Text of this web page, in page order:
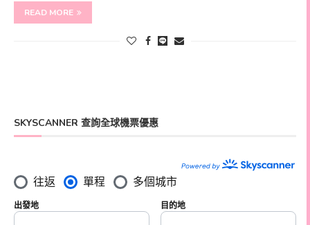
READ MORE
SKYSCANNER 查詢全球機票優惠